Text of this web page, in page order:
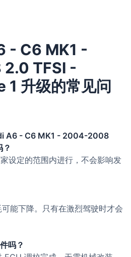
- C6 MK1 -
TFSI -
升级的常见问
A6 - C6 MK1 - 2004-2008
设定的范围内进行，不会影响发
能下降。只有在激烈驾驶时才会
吗？